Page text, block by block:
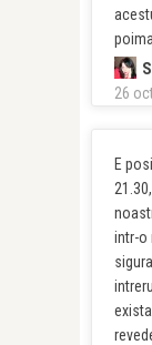
26
E
intr-o